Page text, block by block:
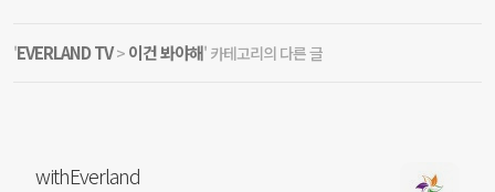
'EVERLAND TV> 이건 봐야해' 카테고리의 다른 글
withEverland